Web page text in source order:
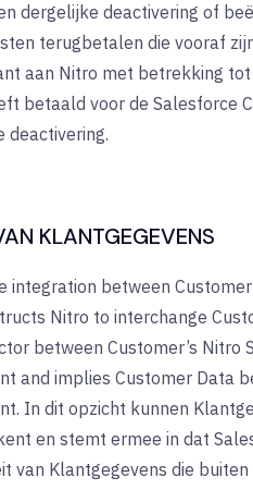
dergelijke deactivering of
terugbetalen die vooraf
aan Nitro met betrekking
betaald voor de Salesforce
deactivering.
KLANTGEGEVENS
integration between
Nitro to interchange
between Customer’s Nitro
and implies Customer Data
In dit opzicht kunnen
en stemt ermee in dat
van Klantgegevens die